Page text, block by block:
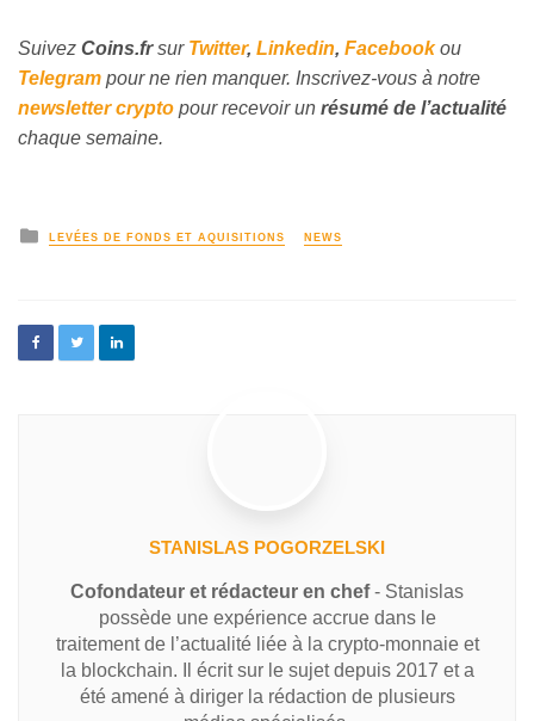
Suivez Coins.frsur Twitter, Linkedin, Facebookou
Telegram pour ne rien manquer. Inscrivez-vous à notre
newsletter crypto pour recevoir un résumé de l’actualité
chaque semaine.
LEVÉES DE FONDS ET AQUISITIONS NEWS
STANISLAS POGORZELSKI
Cofondateur et rédacteur en chef- Stanislas
possède une expérience accrue dans le
traitement de l’actualité liée à la crypto-monnaie et
la blockchain. Il écrit sur le sujet depuis 2017 et a
été amené à diriger la rédaction de plusieurs